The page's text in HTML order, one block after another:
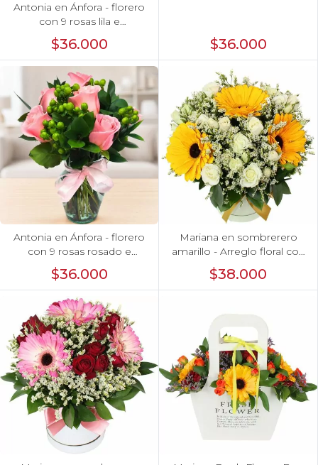
Antonia en Ánfora - florero
con 9 rosas lila e
hypericum
$36.000 $36.000
Antonia en Ánfora - florero
con 9 rosas rosado e
hypericum
$36.000
Mariana en sombrerero
amarillo - Arreglo floral con
gerberas amarillo,
minirosas y limonium
$38.000